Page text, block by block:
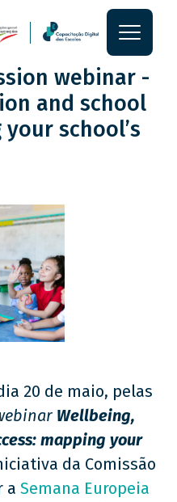
Passar para o conteúdo
webinar -
and school
school’s
20 de maio, pelas
Wellbeing,
mapping your
da Comissão
a Semana Europeia